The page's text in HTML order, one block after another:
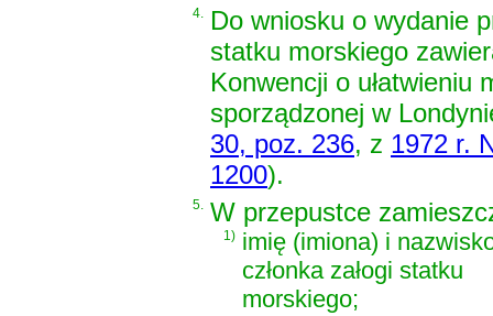
4. Do wniosku o wydanie
statku morskiego
Konwencji o ułatwieniu
sporządzonej w
30, poz. 236, z 1972 r.
1200).
5. W przepustce
1) imię (imiona) i
członka załogi statku
morskiego;